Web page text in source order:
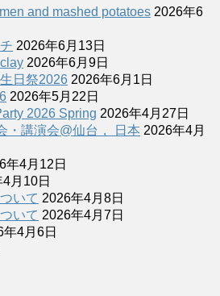
and mashed potatoes 2026年6
2026年6月13日
2026年6月9日
日祭2026 2026年6月1日
2026年5月22日
2026 Spring 2026年4月27日
・講演会@仙台， 日本 2026年4月
年4月12日
月10日
いて 2026年4月8日
いて 2026年4月7日
年4月6日